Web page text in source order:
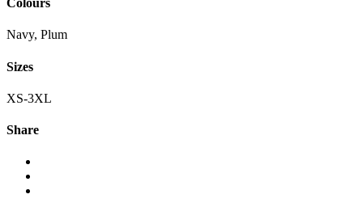
Colours
Navy, Plum
Sizes
XS-3XL
Share